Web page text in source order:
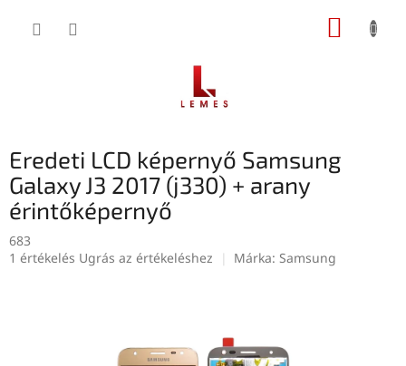
KOSÁR
Eredeti LCD képernyő Samsung
Galaxy J3 2017 (j330) + arany
érintőképernyő
683
A1 értékelés Ugrás az értékeléshez Márka: Samsung